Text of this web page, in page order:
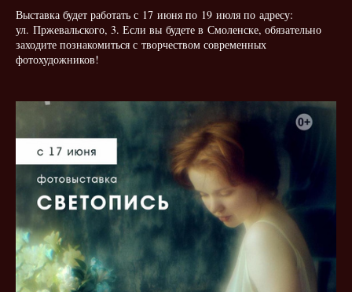
Выставка будет работать с 17 июня по 19 июля по адресу:
ул. Пржевальского, 3. Если вы будете в Смоленске, обязательно
заходите познакомиться с творчеством современных
фотохудожников!